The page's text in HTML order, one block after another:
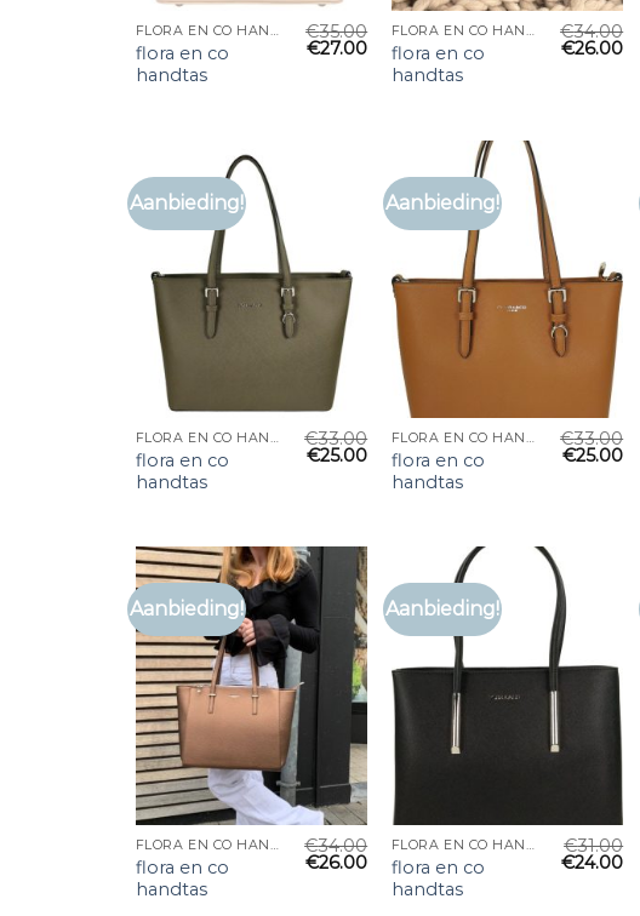
FLORA EN CO HANDTAS
flora en co
handtas
€35.00
€27.00
FLORA EN CO HANDTAS
flora en co
handtas
€34.00
€26.00
Aanbieding!
FLORA EN CO HANDTAS
flora en co
handtas
€33.00
€25.00
Aanbieding!
FLORA EN CO HANDTAS
flora en co
handtas
€33.00
€25.00
Aanbieding!
FLORA EN CO HANDTAS
flora en co
handtas
€34.00
€26.00
Aanbieding!
FLORA EN CO HANDTAS
flora en co
handtas
€31.00
€24.00